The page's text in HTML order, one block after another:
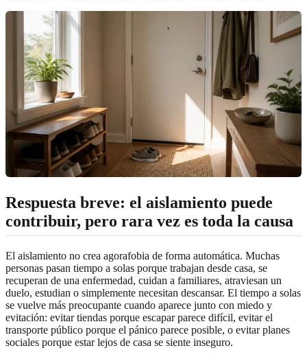
Respuesta breve: el aislamiento puede
contribuir, pero rara vez es toda la causa
El aislamiento no crea agorafobia de forma automática. Muchas
personas pasan tiempo a solas porque trabajan desde casa, se
recuperan de una enfermedad, cuidan a familiares, atraviesan un
duelo, estudian o simplemente necesitan descansar. El tiempo a solas
se vuelve más preocupante cuando aparece junto con miedo y
evitación: evitar tiendas porque escapar parece difícil, evitar el
transporte público porque el pánico parece posible, o evitar planes
sociales porque estar lejos de casa se siente inseguro.